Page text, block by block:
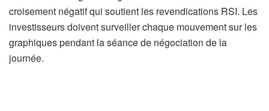
croisement négatif qui soutient les revendications RSI. Les
investisseurs doivent surveiller chaque mouvement sur les
graphiques pendant la séance de négociation de la
journée.